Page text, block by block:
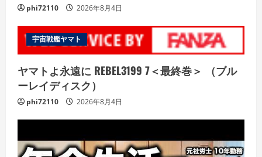
phi72110 2026年8月4日
宇宙戦艦ヤマト
ヤマトよ永遠に REBEL3199 7＜最終巻＞ （ブル
ーレイディスク）
phi72110 2026年8月4日